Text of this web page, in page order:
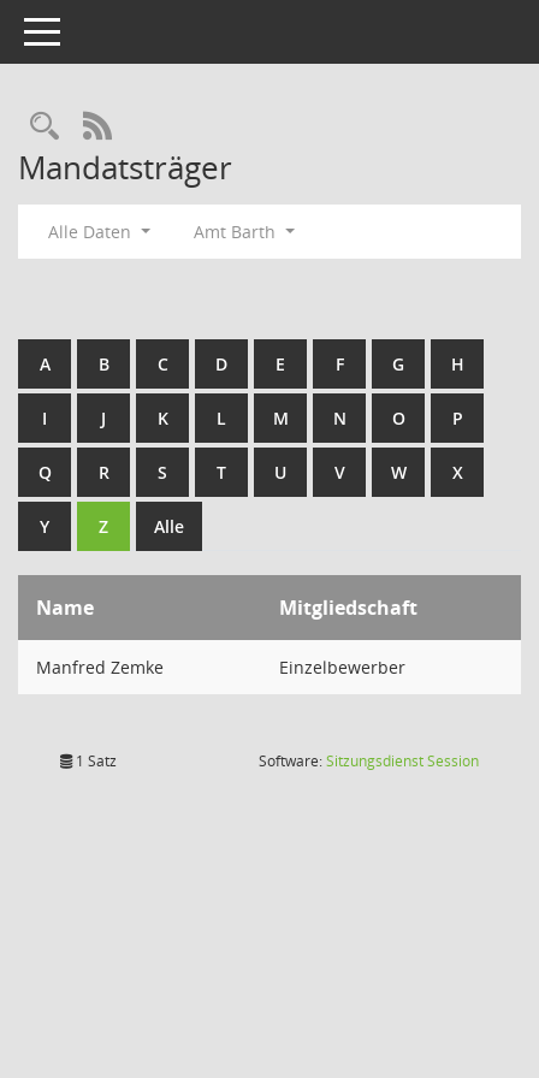
Toggle navigation
Rechercheauswahl
RSS-Feed
Mandatsträger
Alle Daten Amt Barth
A B C D E F G H
I J K L M N O P
Q R S T U V W X
Y Z Alle
Name Mitgliedschaft
Manfred Zemke Einzelbewerber
1 Satz Software:SitzungsdienstSession(Wird in